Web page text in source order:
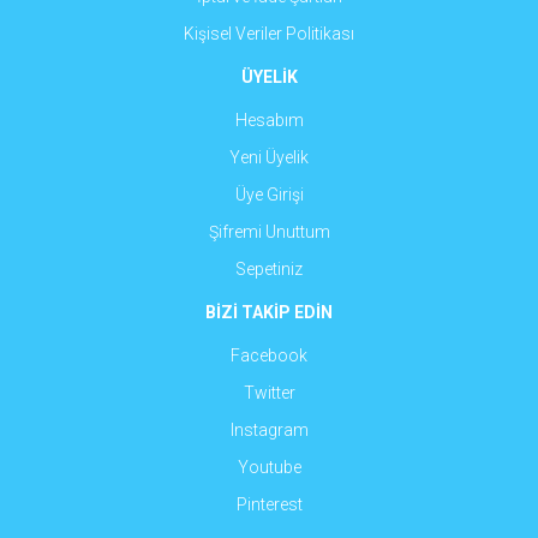
Kişisel Veriler Politikası
ÜYELİK
Hesabım
Yeni Üyelik
Üye Girişi
Şifremi Unuttum
Sepetiniz
BİZİ TAKİP EDİN
Facebook
Twitter
Instagram
Youtube
Pinterest